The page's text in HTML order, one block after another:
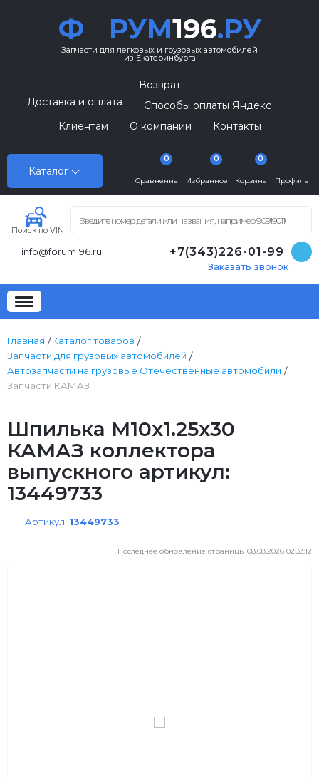
Ф РУМ196.РУ
Запчасти для легковых и грузовых автомобилей
из Екатеринбурга
Каталог
Возврат
Доставка и оплата
Способы оплаты Яндекс
Клиентам
О компании Контакты
Сравнение
0
Избранное
0
Корзина
0
Профиль
Поиск по VIN
info@forum196.ru +7(343)226-01-99
Заказать звонок
Главная
Каталог товаров
Запчасти для грузовых автомобилей
Автозапчасти на грузовые Отечественные автомобили
Запчасти КАМАЗ
Шпилька М10х1.25х30
КАМАЗ коллектора
выпускного артикул:
13449733
Артикул: 13449733
Последнее обновление страницы 08.08.2026 02:33:12